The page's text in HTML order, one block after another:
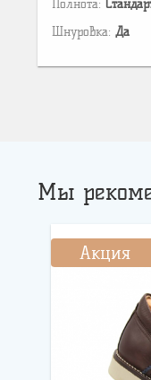
Полнота:
Шнуровка: Да
Мы
Акция